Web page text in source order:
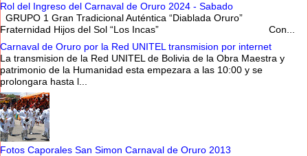
Rol del Ingreso del Carnaval de Oruro 2024 - Sabado
GRUPO 1 Gran Tradicional Auténtica “Diablada Oruro”
Fraternidad Hijos del Sol “Los Incas” Con...
Carnaval de Oruro por la Red UNITEL transmision por internet
La transmision de la Red UNITEL de Bolivia de la Obra Maestra y
patrimonio de la Humanidad esta empezara a las 10:00 y se
prolongara hasta l...
Fotos Caporales San Simon Carnaval de Oruro 2013